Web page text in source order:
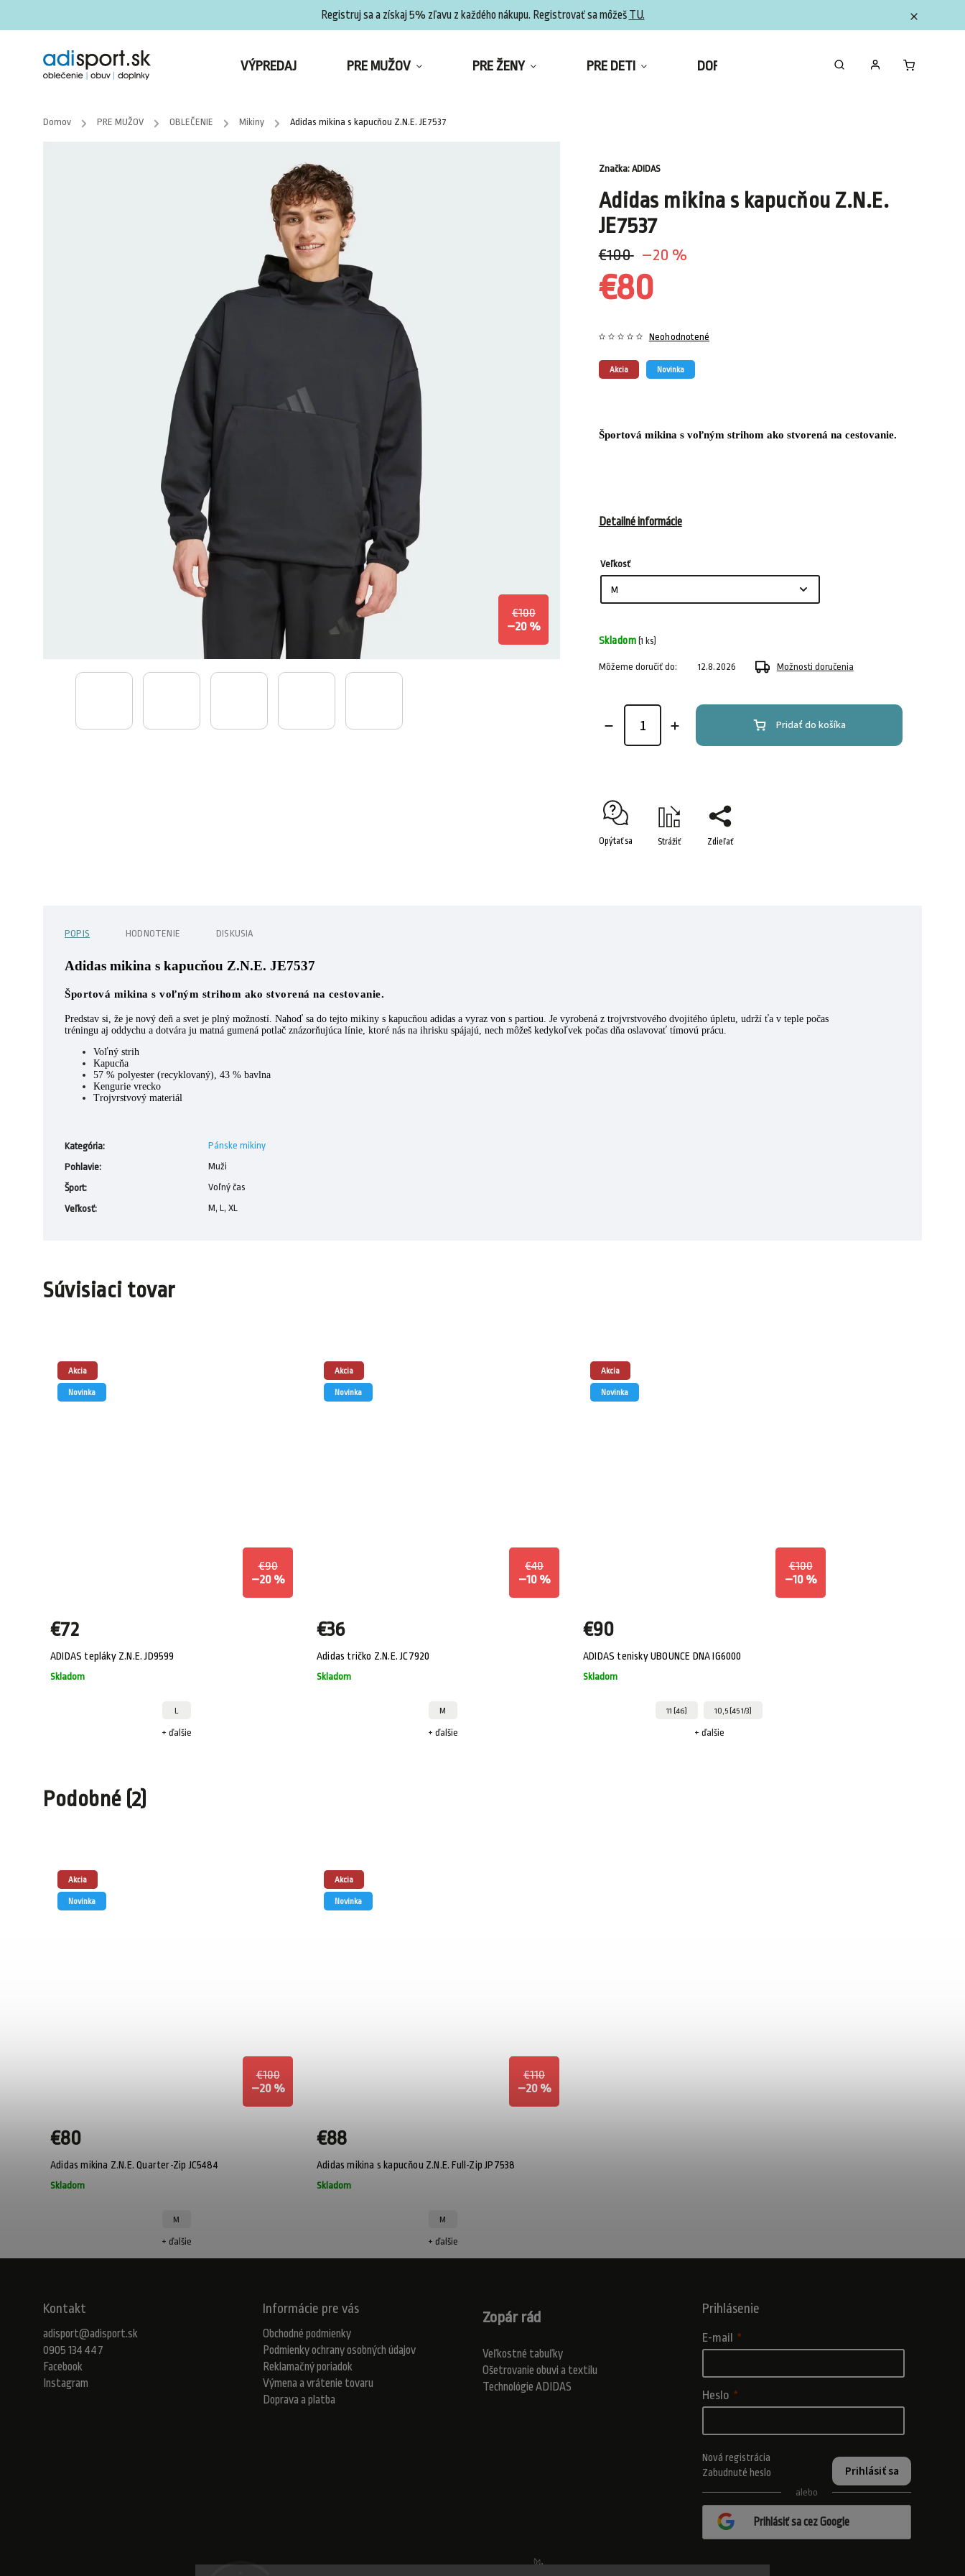
Registruj sa a získaj 5% zľavu z každého nákupu. Registrovať sa môžeš TU.
VÝPREDAJ PRE MUŽOV PRE ŽENY PRE DETI DOPLNKY ZBERATEĽSKÉ FIGURKY
Domov / PRE MUŽOV / OBLEČENIE / Mikiny / Adidas mikina s kapucňou Z.N.E. JE7537
€100
–20 %
Adidas mikina s kapucňou Z.N.E.
JE7537
€100 –20 %
€80
Akcia Novinka
Neohodnotené
Športová mikina s voľným strihom ako stvorená na cestovanie.
Detailné informácie
Značka: ADIDAS
Veľkosť
Skladom (1 ks)
Môžeme doručiť do: 12.8.2026 Možnosti doručenia
Pridať do košíka
Opýtať sa Strážiť Zdieľať
POPIS HODNOTENIE DISKUSIA
Adidas mikina s kapucňou Z.N.E. JE7537
Športová mikina s voľným strihom ako stvorená na cestovanie.
Predstav si, že je nový deň a svet je plný možností. Nahoď sa do tejto mikiny s kapucňou adidas a vyraz von s partiou. Je vyrobená z trojvrstvového dvojitého úpletu, udrží ťa v teple počas
tréningu aj oddychu a dotvára ju matná gumená potlač znázorňujúca línie, ktoré nás na ihrisku spájajú, nech môžeš kedykoľvek počas dňa oslavovať tímovú prácu.
Voľný strih
Kapucňa
57 % polyester (recyklovaný), 43 % bavlna
Kengurie vrecko
Trojvrstvový materiál
Kategória:
Pánske mikiny
Pohlavie:
Muži
Šport:
Voľný čas
Veľkosť: M, L, XL
Súvisiaci tovar
Akcia
Novinka
€90
–20 %
ADIDAS tepláky Z.N.E. JD9599
Skladom
€72
L
+ ďalšie
Akcia
Novinka
€40
–10 %
Adidas tričko Z.N.E. JC7920
Skladom
€36
M
+ ďalšie
Akcia
Novinka
€100
–10 %
ADIDAS tenisky UBOUNCE DNA IG6000
Skladom
€90
11 (46) 10,5 (45 1/3)
+ ďalšie
Podobné (2)
Akcia
Novinka
€100
–20 %
Adidas mikina Z.N.E. Quarter-Zip JC5484
Skladom
€80
M
+ ďalšie
Akcia
Novinka
€110
–20 %
Adidas mikina s kapucňou Z.N.E. Full-Zip JP7538
Skladom
€88
M
+ ďalšie
Kontakt
adisport@adisport.sk
0905 134 447
Facebook
Instagram
Informácie pre vás
Obchodné podmienky
Podmienky ochrany osobných údajov
Reklamačný poriadok
Výmena a vrátenie tovaru
Doprava a platba
Zopár rád
Veľkostné tabuľky
Ošetrovanie obuvi a textilu
Technológie ADIDAS
Prihlásenie
E-mail
Heslo
Prihlásiť sa
Nová registrácia
Zabudnuté heslo
alebo
Prihlásiť sa cez Google